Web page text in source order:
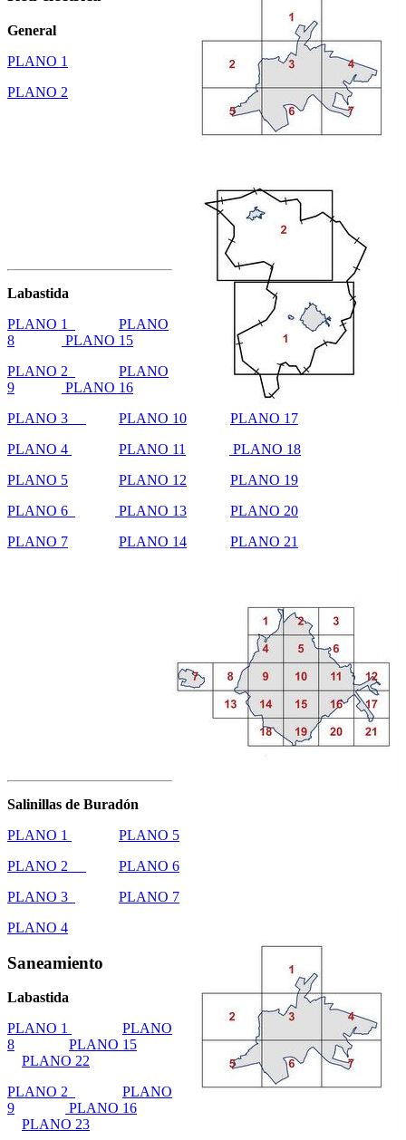
General
PLANO 1
PLANO 2
Labastida
PLANO 1
PLANO
8
PLANO 15
PLANO 2
PLANO
9
PLANO 16
PLANO 3
PLANO 10
PLANO 17
PLANO 4
PLANO 11
PLANO 18
PLANO 5
PLANO 12
PLANO 19
PLANO 6
PLANO 13
PLANO 20
PLANO 7
PLANO 14 PLANO 21
Salinillas de Buradón
PLANO 1
PLANO 5
PLANO 2
PLANO 6
PLANO 3
PLANO 7
PLANO 4
Saneamiento
Labastida
PLANO 1
PLANO
8
PLANO 15
PLANO 22
PLANO 2
PLANO
9
PLANO 16
PLANO 23